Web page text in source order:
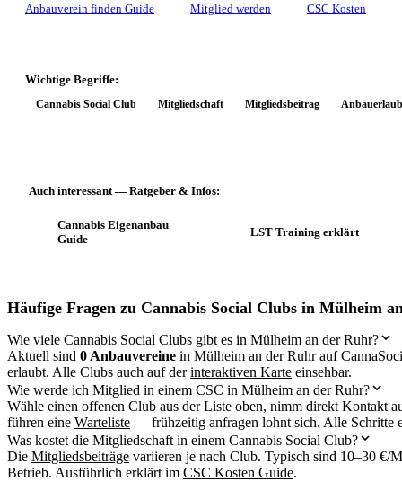
Anbauverein finden Guide Mitglied werden CSC Kosten
Wichtige Begriffe:
Cannabis Social Club Mitgliedschaft Mitgliedsbeitrag
Auch interessant — Ratgeber & Infos:
Cannabis Eigenanbau
Guide
LST Training erklärt
Häufige Fragen zu Cannabis Social Clubs in Mülheim
Wie viele Cannabis Social Clubs gibt es in Mülheim an der Ruhr?
Aktuell sind 0 Anbauvereine in Mülheim an der Ruhr auf
erlaubt. Alle Clubs auch auf derinteraktiven Karte einsehbar.
Wie werde ich Mitglied in einem CSC in Mülheim an der Ruhr?
Wähle einen offenen Club aus der Liste oben, nimm direkt Kontakt
führen eine Warteliste — frühzeitig anfragen lohnt sich. Alle Schritte
Was kostet die Mitgliedschaft in einem Cannabis Social Club?
Die Mitgliedsbeiträge variieren je nach Club. Typisch sind 10–30 €/
Betrieb. Ausführlich erklärt im CSC Kosten Guide.